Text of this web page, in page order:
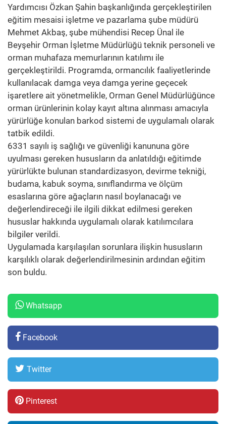
Yardımcısı Özkan Şahin başkanlığında gerçekleştirilen
eğitim mesaisi işletme ve pazarlama şube müdürü
Mehmet Akbaş, şube mühendisi Recep Ünal ile
Beyşehir Orman İşletme Müdürlüğü teknik personeli ve
orman muhafaza memurlarının katılımı ile
gerçekleştirildi. Programda, ormancılık faaliyetlerinde
kullanılacak damga veya damga yerine geçecek
işaretlere ait yönetmelikle, Orman Genel Müdürlüğünce
orman ürünlerinin kolay kayıt altına alınması amacıyla
yürürlüğe konulan barkod sistemi de uygulamalı olarak
tatbik edildi.
6331 sayılı iş sağlığı ve güvenliği kanununa göre
uyulması gereken hususların da anlatıldığı eğitimde
yürürlükte bulunan standardizasyon, devirme tekniği,
budama, kabuk soyma, sınıflandırma ve ölçüm
esaslarına göre ağaçların nasıl boylanacağı ve
değerlendireceği ile ilgili dikkat edilmesi gereken
hususlar hakkında uygulamalı olarak katılımcılara
bilgiler verildi.
Uygulamada karşılaşılan sorunlara ilişkin hususların
karşılıklı olarak değerlendirilmesinin ardından eğitim
son buldu.
Whatsapp
Facebook
Twitter
Pinterest